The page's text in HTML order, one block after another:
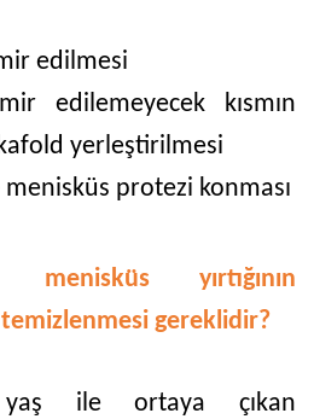
edilmesi
edilemeyecek kısmın
yerleştirilmesi
protezi konması
yırtığının
gereklidir?
ile ortaya çıkan